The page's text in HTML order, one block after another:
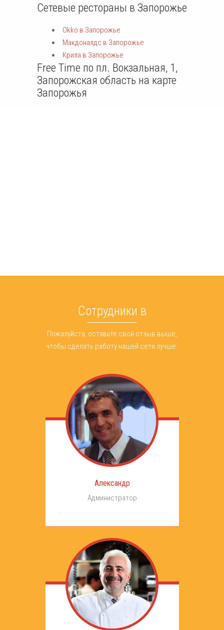
Сетевые рестораны в Запорожье
Okko в Запорожье
Макдоналдс в Запорожье
Крила в Запорожье
Free Time по пл. Вокзальная, 1,
Запорожская область на карте
Запорожья
Сотрудники в
Пожалуйста, оставьте свой отзыв выше,
чтобы сделать работу нашей сети лучше.
Александр
Администратор